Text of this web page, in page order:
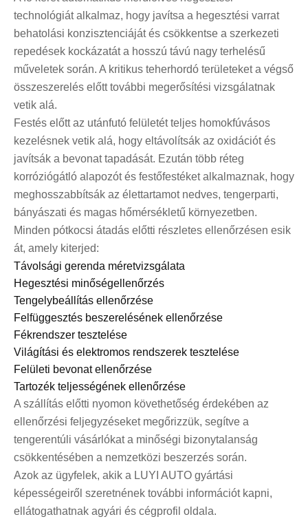
technológiát alkalmaz, hogy javítsa a hegesztési varrat
behatolási konzisztenciáját és csökkentse a szerkezeti
repedések kockázatát a hosszú távú nagy terhelésű
műveletek során. A kritikus teherhordó területeket a végső
összeszerelés előtt további megerősítési vizsgálatnak
vetik alá.
Festés előtt az utánfutó felületét teljes homokfúvásos
kezelésnek vetik alá, hogy eltávolítsák az oxidációt és
javítsák a bevonat tapadását. Ezután több réteg
korróziógátló alapozót és festőfestéket alkalmaznak, hogy
meghosszabbítsák az élettartamot nedves, tengerparti,
bányászati ​​és magas hőmérsékletű környezetben.
Minden pótkocsi átadás előtti részletes ellenőrzésen esik
át, amely kiterjed:
Távolsági gerenda méretvizsgálata
Hegesztési minőségellenőrzés
Tengelybeállítás ellenőrzése
Felfüggesztés beszerelésének ellenőrzése
Fékrendszer tesztelése
Világítási és elektromos rendszerek tesztelése
Felületi bevonat ellenőrzése
Tartozék teljességének ellenőrzése
A szállítás előtti nyomon követhetőség érdekében az
ellenőrzési feljegyzéseket megőrizzük, segítve a
tengerentúli vásárlókat a minőségi bizonytalanság
csökkentésében a nemzetközi beszerzés során.
Azok az ügyfelek, akik a LUYI AUTO gyártási
képességeiről szeretnének további információt kapni,
ellátogathatnak agyári és cégprofil oldala.